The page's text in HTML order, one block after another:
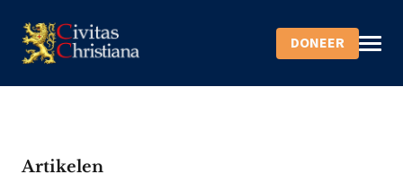
DONEER
Artikelen